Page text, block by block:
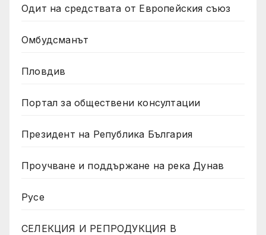
Одит на средствата от Европейския съюз
Омбудсманът
Пловдив
Портал за обществени консултации
Президент на Република България
Проучване и поддържане на река Дунав
Русе
СЕЛЕКЦИЯ И РЕПРОДУКЦИЯ В